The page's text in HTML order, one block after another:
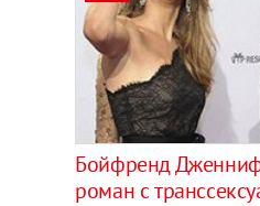
Бойфренд
роман с